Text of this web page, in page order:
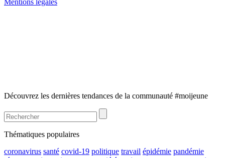
Mentions légales
Découvrez les dernières tendances de la communauté #moijeune
Thématiques populaires
coronavirus santé covid-19 politique travail épidémie pandémie